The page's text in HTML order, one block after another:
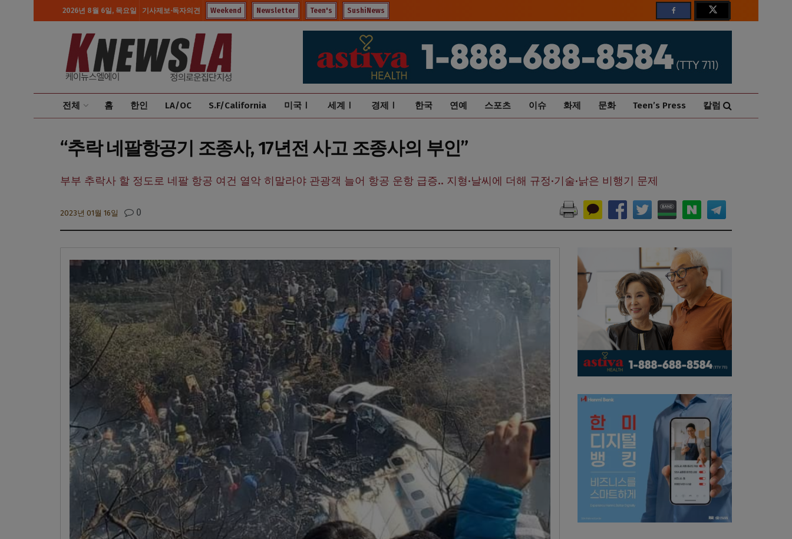
2026년 8월 6일, 목요일 기사제보·독자의견 Weekend Newsletter Teen's SushiNews
전체 홈 한인 LA/OC S.F/California 미국Ⅰ 세계Ⅰ 경제Ⅰ 한국 연예 스포츠 이슈 화제 문화 Teen’s Press 칼럼
“추락 네팔항공기 조종사, 17년전 사고 조종사의 부인”
부부 추락사 할 정도로 네팔 항공 여건 열악 히말라야 관광객 늘어 항공 운항 급증.. 지형·날씨에 더해 규정·기술·낡은 비행기 문제
2023년 01월 16일 0